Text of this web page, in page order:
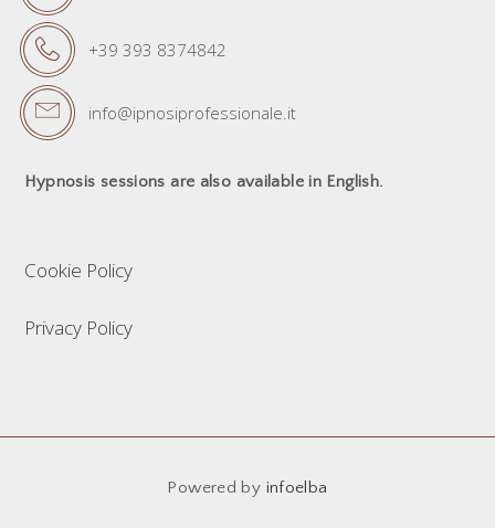
+39 393 8374842
info@ipnosiprofessionale.it
Hypnosis sessions are also available in English.
Cookie Policy
Privacy Policy
Powered by infoelba